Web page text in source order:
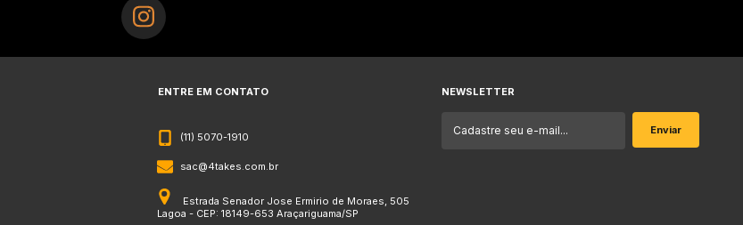
ENTRE EM CONTATO
(11) 5070-1910
sac@4takes.com.br
Estrada Senador Jose Ermirio de Moraes, 505
Lagoa - CEP: 18149-653 Araçariguama/SP
NEWSLETTER